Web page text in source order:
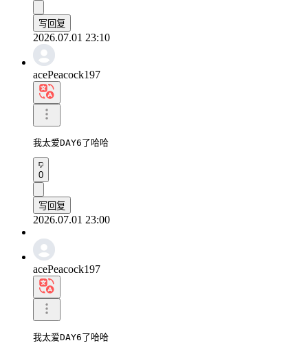
写回复
2026.07.01 23:10
acePeacock197
我太爱DAY6了哈哈
0
写回复
2026.07.01 23:00
acePeacock197
我太爱DAY6了哈哈